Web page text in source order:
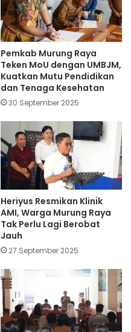
Pemkab Murung Raya
Teken MoU dengan UMBJM,
Kuatkan Mutu Pendidikan
dan Tenaga Kesehatan
30 September 2025
Heriyus Resmikan Klinik
AMI, Warga Murung Raya
Tak Perlu Lagi Berobat
Jauh
27 September 2025